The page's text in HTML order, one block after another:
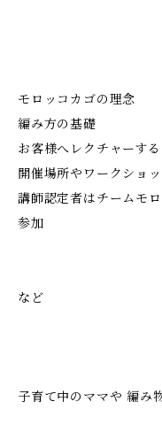
モロッコカゴの理念
編み方の基礎
お客様へレクチャーす
開催場所やワークショ
講師認定者はチームモ
参加
など
子育て中のママや 編み